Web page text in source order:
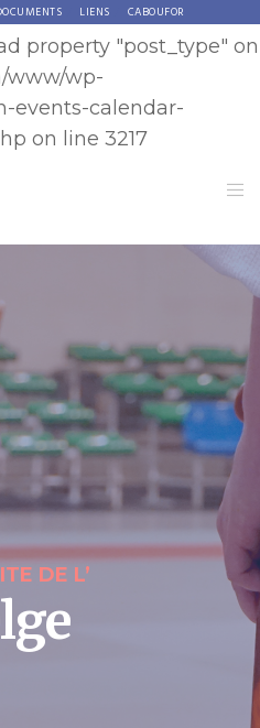
property "post_type" on
www/wp-
events-calendar-
on line 3217
LIENS CABOUFOR
DE L’